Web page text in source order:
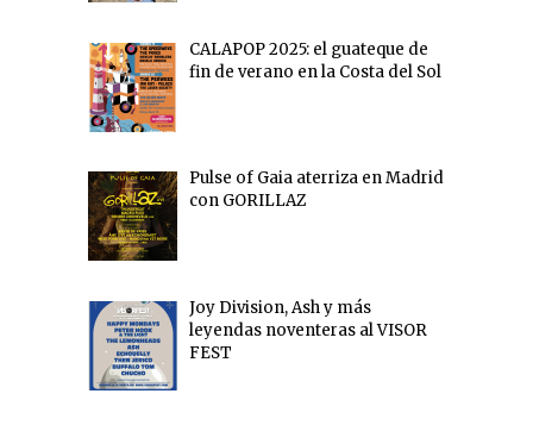
CALAPOP 2025: el guateque de
fin de verano en la Costa del Sol
Pulse of Gaia aterriza en Madrid
con GORILLAZ
Joy Division, Ash y más
leyendas noventeras al VISOR
FEST